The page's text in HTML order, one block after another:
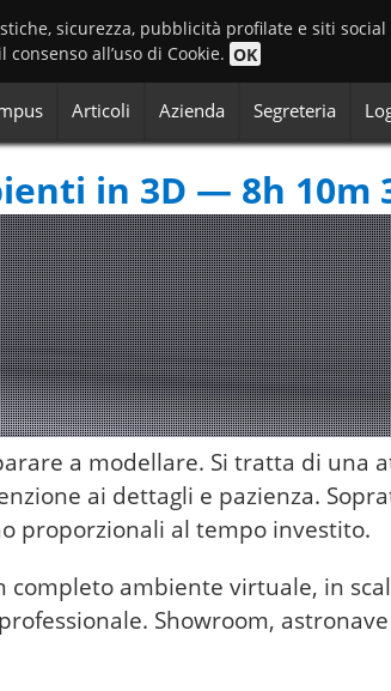
sicurezza, pubblicità profilate e siti social
all’uso di Cookie. OK
Articoli Azienda Segreteria
in 3D — 8h 10m
a modellare. Si tratta di una
ai dettagli e pazienza.
proporzionali al tempo investito.
completo ambiente virtuale, in
Showroom,